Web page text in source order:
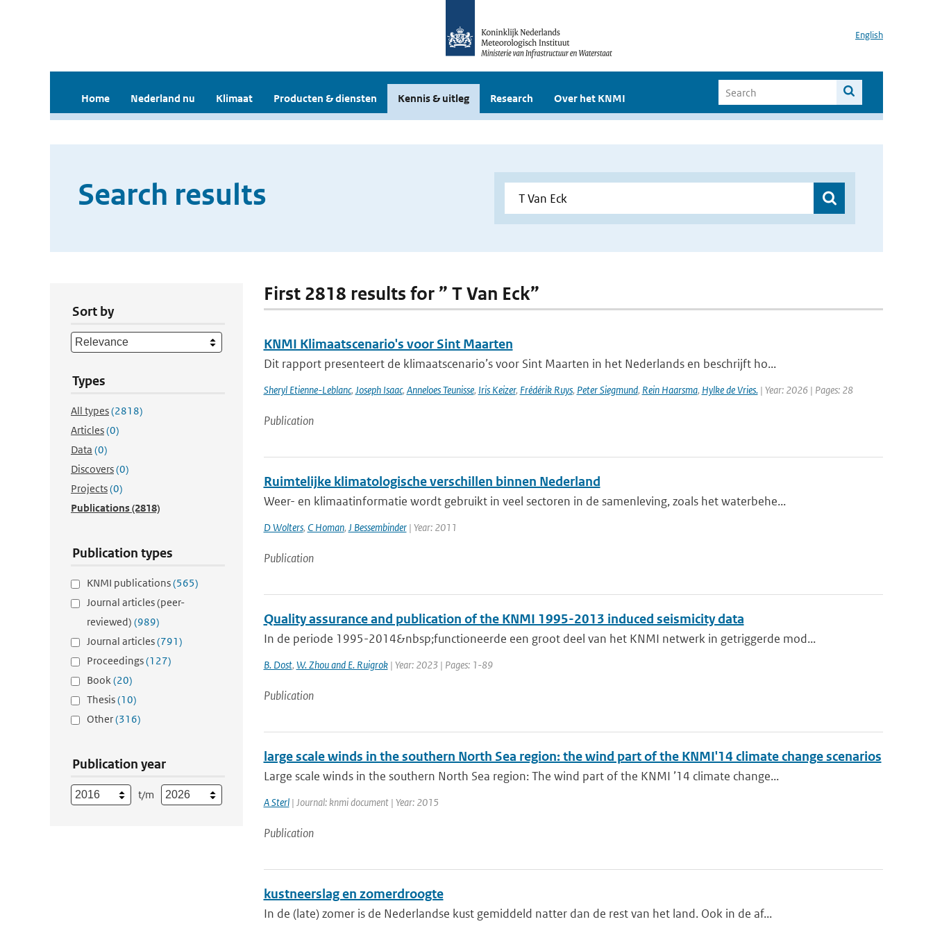
English
Home Nederland nu Klimaat Producten & diensten Kennis & uitleg Research Over het KNMI
Search results
Sort by
Types
All types(2818)
Articles(0)
Data (0)
Discovers(0)
Projects(0)
Publications(2818)
Publication types
KNMI publications(565)
Journal articles (peer-
reviewed) (989)
Journal articles(791)
Proceedings(127)
Book(20)
Thesis(10)
Other(316)
Publication year
t/m
First 2818 results for ” T Van Eck”
KNMI Klimaatscenario's voor Sint Maarten
Dit rapport presenteert de klimaatscenario’s voor Sint Maarten in het Nederlands en beschrijft ho...
Sheryl Etienne-Leblanc, Joseph Isaac, Anneloes Teunisse, Iris Keizer, Frédérik Ruys, Peter Siegmund, Rein Haarsma, Hylke de Vries.| Year: 2026 | Pages: 28
Publication
Ruimtelijke klimatologische verschillen binnen Nederland
Weer- en klimaatinformatie wordt gebruikt in veel sectoren in de samenleving, zoals het waterbehe...
D Wolters, C Homan, J Bessembinder| Year: 2011
Publication
Quality assurance and publication of the KNMI 1995-2013 induced seismicity data
In de periode 1995-2014&nbsp;functioneerde een groot deel van het KNMI netwerk in getriggerde mod...
B. Dost, W. Zhou and E. Ruigrok| Year: 2023 | Pages: 1-89
Publication
large scale winds in the southern North Sea region: the wind part of the KNMI'14 climate change scenarios
Large scale winds in the southern North Sea region: The wind part of the KNMI ’14 climate change...
A Sterl| Journal: knmi document | Year: 2015
Publication
kustneerslag en zomerdroogte
In de (late) zomer is de Nederlandse kust gemiddeld natter dan de rest van het land. Ook in de af...